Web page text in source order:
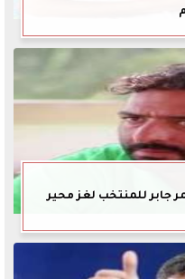
جابر للمنتخب لغز محير